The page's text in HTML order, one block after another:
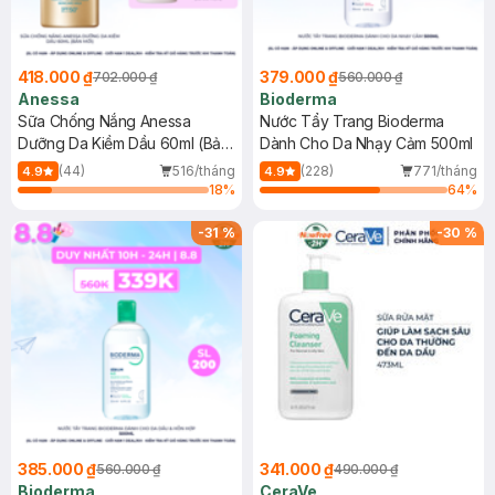
418.000 ₫702.000 ₫
Anessa
Sữa Chống Nắng Anessa
Dưỡng Da Kiềm Dầu 60ml (Bản
Mới)
4.9 (44)
516/tháng
18%
379.000 ₫560.000 ₫
Bioderma
Nước Tẩy Trang Bioderma
Dành Cho Da Nhạy Cảm 500ml
4.9 (228)
771/tháng
64%
-31%
385.000 ₫560.000 ₫
Bioderma
-30 %
341.000 ₫490.000 ₫
CeraVe